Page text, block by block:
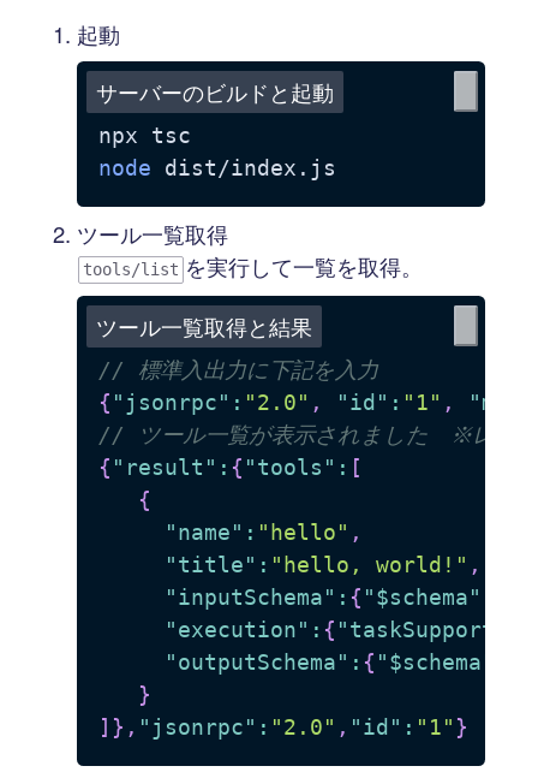
起動
サーバーのビルドと起動
node
ツール一覧取得
tools/list を実行して一覧を取得。
ツール一覧取得と結果
// 標準入出力に下記を入力
{ "jsonrpc" : "2.0" , "id" : "1" ,
// ツール一覧が表示されました　※レス
{ "result" : { "tools" : [
{
"name" : "hello" ,
"title" : "hello, world!" ,
"inputSchema" : { "$schema"
"execution" : { "taskSupport"
"outputSchema" : { "$schema"
}
] } , "jsonrpc" : "2.0" , "id" : "1" }